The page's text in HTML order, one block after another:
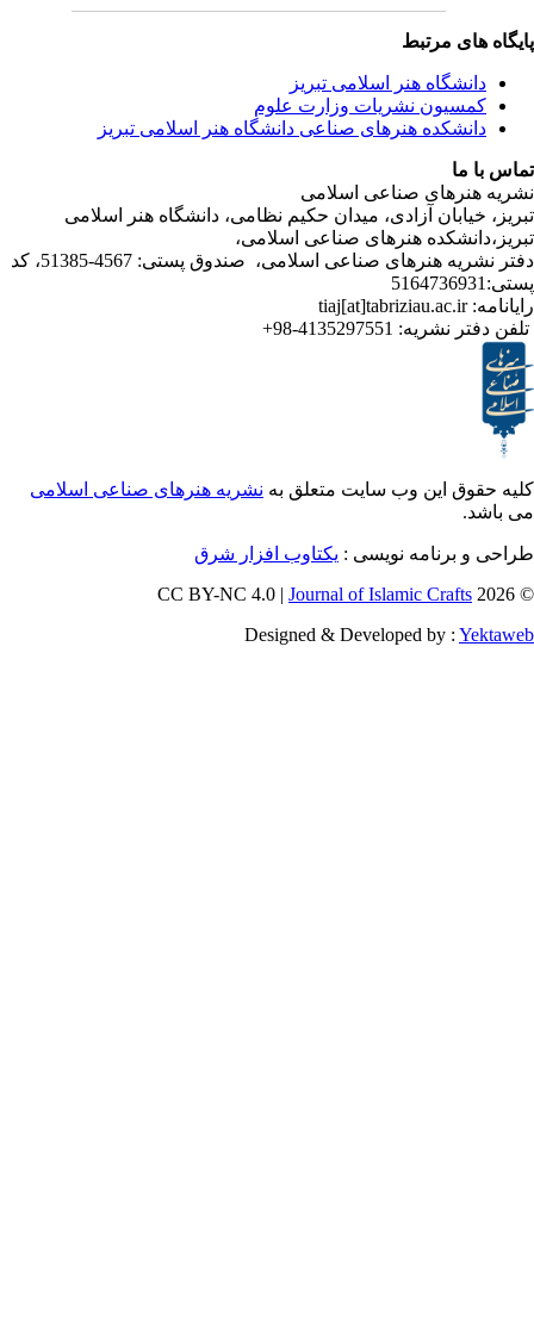
مرتبط
هنر اسلامی تبریز
نشریات وزارت علوم
هنرهای صناعی دانشگاه هنر اسلامی تبریز
صناعی اسلامی
آزادی، میدان حکیم نظامی، دانشگاه هنر اسلامی
هنرهای صناعی اسلامی،
دفتر نشریه هنرهای صناعی اسلامی، صندوق پستی: 4567-51385، کد
نشریه:4135297551-98+
این وب سایت متعلق بهنشریه هنرهای صناعی اسلامی
نویسی : یکتاوب افزار شرق
Journal of Islamic
Designed & Developed by :